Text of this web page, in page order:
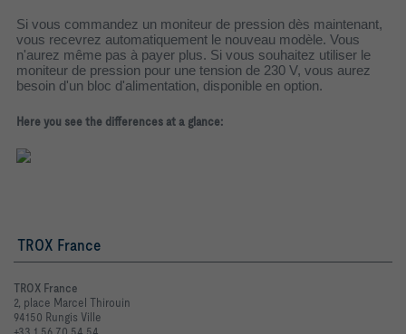
Si vous commandez un moniteur de pression dès maintenant,
vous recevrez automatiquement le nouveau modèle. Vous
n'aurez même pas à payer plus. Si vous souhaitez utiliser le
moniteur de pression pour une tension de 230 V, vous aurez
besoin d'un bloc d'alimentation, disponible en option.
Here you see the differences at a glance:
TROX France
TROX France
2, place Marcel Thirouin
94150 Rungis Ville